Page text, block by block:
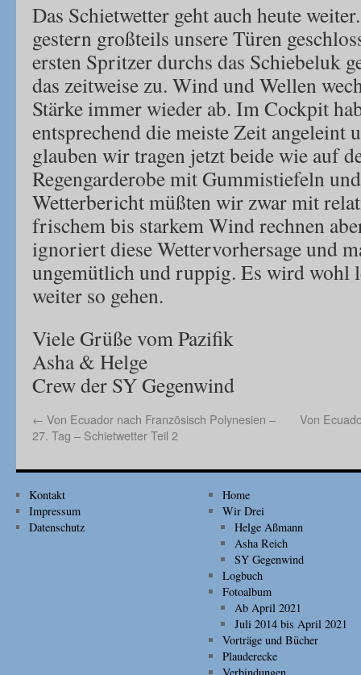
Das Schietwetter geht auch heute
gestern großteils unsere Türen
ersten Spritzer durchs das Schiebeluk
das zeitweise zu. Wind und Wellen
Stärke immer wieder ab. Im Cockpit
entsprechend die meiste Zeit angeleint
glauben wir tragen jetzt beide wie auf
Regengarderobe mit Gummistiefeln
Wetterbericht müßten wir zwar mit
frischem bis starkem Wind rechnen
ignoriert diese Wettervorhersage und
ungemütlich und ruppig. Es wird wohl
weiter so gehen.
Viele Grüße vom Pazifik
Asha & Helge
Crew der SY Gegenwind
← Von Ecuador nach Französisch Polynesien –
27. Tag – Schietwetter Teil 2
Von
Kontakt
Impressum
Datenschutz
Home
Wir Drei
Helge Aßmann
Asha Reich
SY Gegenwind
Logbuch
Fotoalbum
Ab April 2021
Juli 2014 bis April 2021
Vorträge und Bücher
Plauderecke